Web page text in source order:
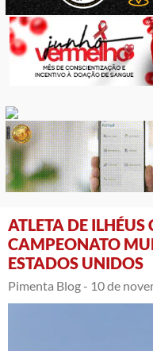
ATLETA DE
CAMPEONATO
ESTADOS UNIDOS
Pimenta Blog - 10 de